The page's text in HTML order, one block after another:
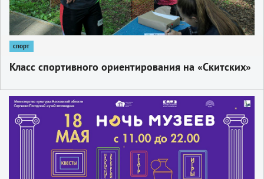
спорт
Класс спортивного ориентирования на «Скитских»